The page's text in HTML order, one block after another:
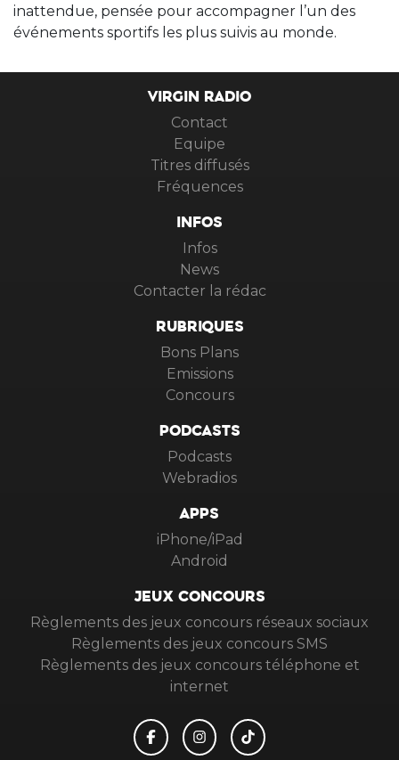
inattendue, pensée pour accompagner l’un des
événements sportifs les plus suivis au monde.
VIRGIN RADIO
Contact
Equipe
Titres diffusés
Fréquences
INFOS
Infos
News
Contacter la rédac
RUBRIQUES
Bons Plans
Emissions
Concours
PODCASTS
Podcasts
Webradios
APPS
iPhone/iPad
Android
JEUX CONCOURS
Règlements des jeux concours réseaux sociaux
Règlements des jeux concours SMS
Règlements des jeux concours téléphone et
internet